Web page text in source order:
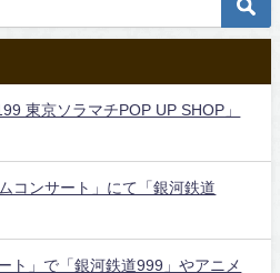
東京ソラマチPOP UP SHOP」
コンサート」にて「銀河鉄道
ト」で「銀河鉄道999」やアニメ